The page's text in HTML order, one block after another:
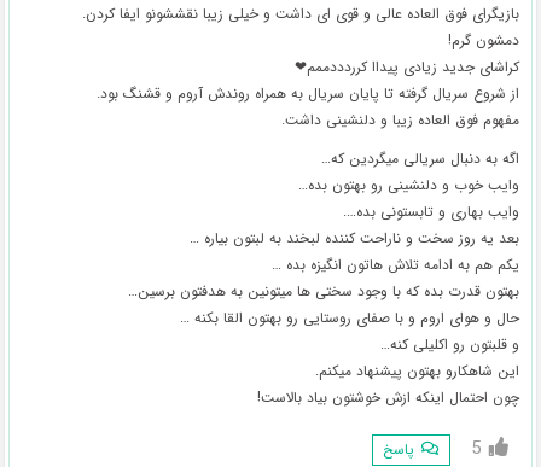
بازیگرای فوق العاده عالی و قوی ای داشت و خیلی زیبا نقششونو ایفا کردن.
دمشون گرم!
کراشای جدید زیادی پیداا کرردددممم❤
از شروع سریال گرفته تا پایان سریال به همراه روندش آروم و قشنگ بود.
مفهوم فوق العاده زیبا و دلنشینی داشت.
اگه به دنبال سریالی میگردین که…
وایب خوب و دلنشینی رو بهتون بده…
وایب بهاری و تابستونی بده….
بعد یه روز سخت و ناراحت کننده لبخند به لبتون بیاره …
یکم هم به ادامه تلاش هاتون انگیزه بده …
بهتون قدرت بده که با وجود سختی ها میتونین به هدفتون برسین…
حال و هوای اروم و با صفای روستایی رو بهتون القا بکنه …
و قلبتون رو اکلیلی کنه…
این شاهکارو بهتون پیشنهاد میکنم.
چون احتمال اینکه ازش خوشتون بیاد بالاست!
5 پاسخ